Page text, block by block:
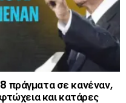
πράγματα σε κανέναν,
και κατάρες